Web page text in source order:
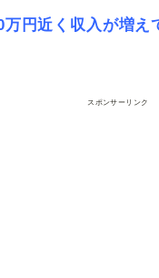
円近く収入が増
スポンサーリンク